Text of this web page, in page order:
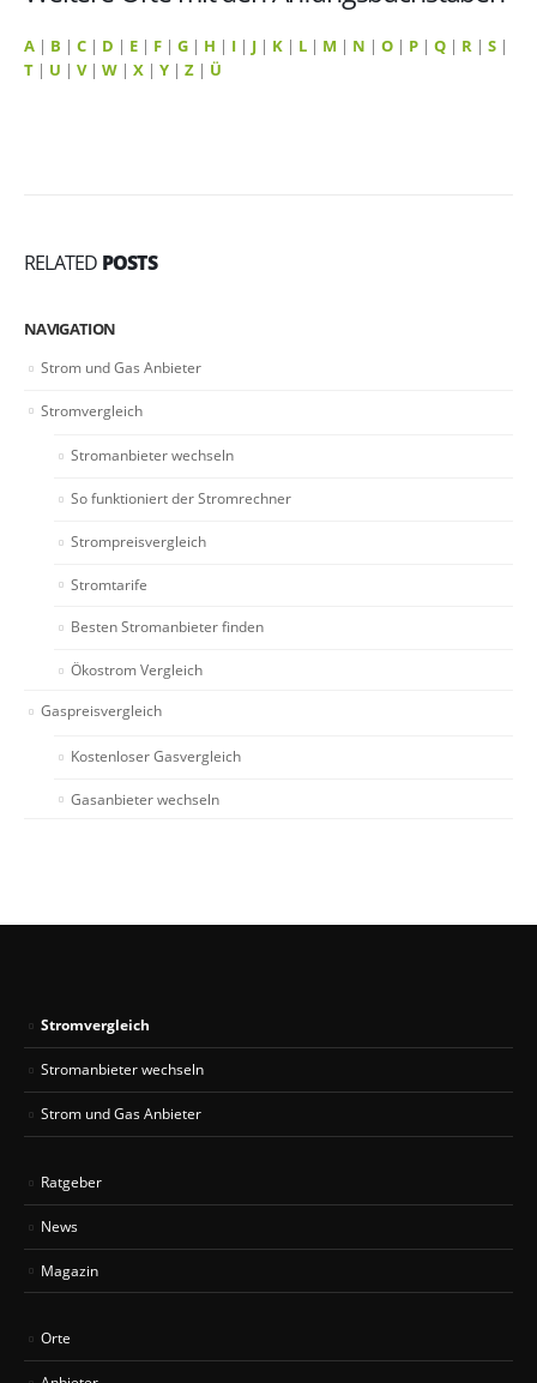
A | B | C | D | E | F | G | H | I | J | K | L | M | N | O | P | Q | R | S |
T | U | V| W | X | Y | Z | Ü
RELATED POSTS
NAVIGATION
Strom und Gas Anbieter
Stromvergleich
Stromanbieter wechseln
So funktioniert der Stromrechner
Strompreisvergleich
Stromtarife
Besten Stromanbieter finden
Ökostrom Vergleich
Gaspreisvergleich
Kostenloser Gasvergleich
Gasanbieter wechseln
Stromvergleich
Stromanbieter wechseln
Strom und Gas Anbieter
Ratgeber
News
Magazin
Orte